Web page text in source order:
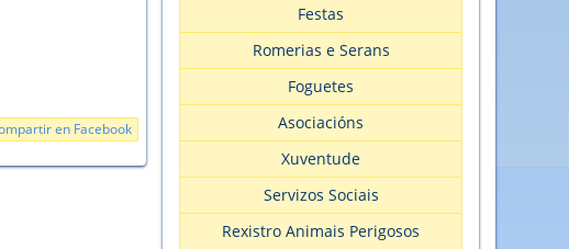
en Facebook
Festas
Romerias e Serans
Foguetes
Asociacións
Xuventude
Servizos Sociais
Rexistro Animais Perigosos